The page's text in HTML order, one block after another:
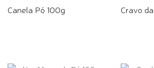
Canela Pó 100g Cravo